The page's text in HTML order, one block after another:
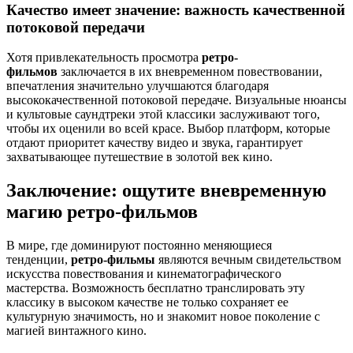
Качество имеет значение: важность качественной
потоковой передачи
Хотя привлекательность просмотра ретро-
фильмов заключается в их вневременном повествовании,
впечатления значительно улучшаются благодаря
высококачественной потоковой передаче. Визуальные нюансы
и культовые саундтреки этой классики заслуживают того,
чтобы их оценили во всей красе. Выбор платформ, которые
отдают приоритет качеству видео и звука, гарантирует
захватывающее путешествие в золотой век кино.
Заключение: ощутите вневременную
магию ретро-фильмов
В мире, где доминируют постоянно меняющиеся
тенденции, ретро-фильмы являются вечным свидетельством
искусства повествования и кинематографического
мастерства. Возможность бесплатно транслировать эту
классику в высоком качестве не только сохраняет ее
культурную значимость, но и знакомит новое поколение с
магией винтажного кино.